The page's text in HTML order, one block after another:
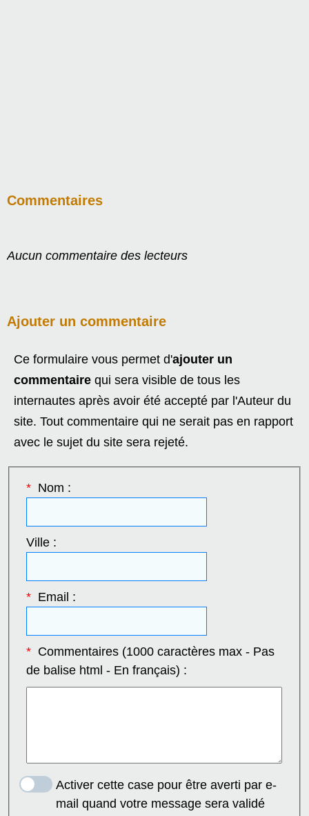
Commentaires
Aucun commentaire des lecteurs
Ajouter un commentaire
Ce formulaire vous permet d'ajouter un
commentaire qui sera visible de tous les
internautes après avoir été accepté par l'Auteur du
site. Tout commentaire qui ne serait pas en rapport
avec le sujet du site sera rejeté.
*Nom :
Ville :
*Email :
*Commentaires (1000 caractères max - Pas
de balise html - En français) :
Activer cette case pour être averti par e-
mail quand votre message sera validé